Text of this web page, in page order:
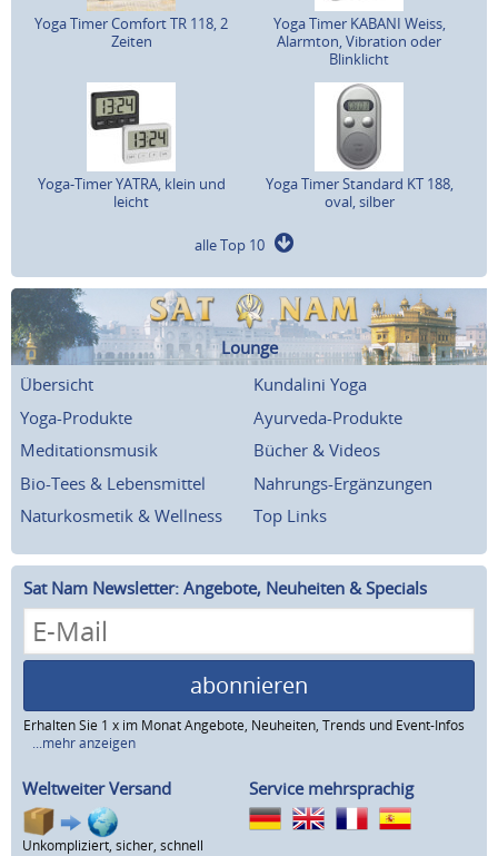
Yoga Timer Comfort TR 118, 2
Zeiten
Yoga Timer KABANI Weiss,
Alarmton, Vibration oder
Blinklicht
Yoga-Timer YATRA, klein und
leicht
Yoga Timer Standard KT 188,
oval, silber
alle Top 10
Lounge
Übersicht
Kundalini Yoga
Yoga-Produkte
Ayurveda-Produkte
Meditationsmusik
Bücher & Videos
Bio-Tees & Lebensmittel
Nahrungs-Ergänzungen
Naturkosmetik & Wellness
Top Links
Sat Nam Newsletter: Angebote, Neuheiten & Specials
abonnieren
Erhalten Sie 1 x im Monat Angebote, Neuheiten, Trends und Event-Infos
...mehr anzeigen
Weltweiter Versand
Unkompliziert, sicher, schnell
Service mehrsprachig